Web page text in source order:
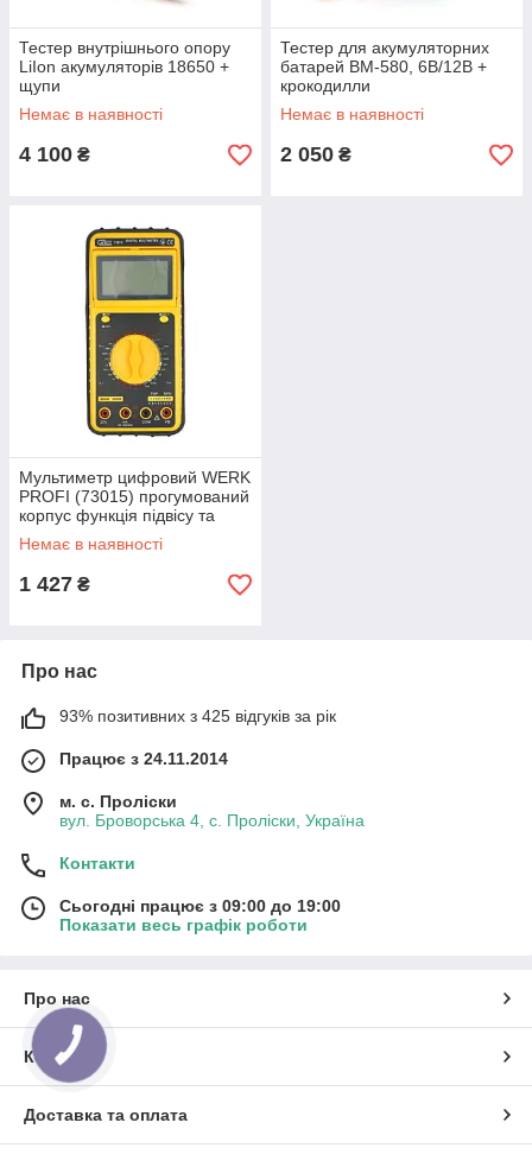
Тестер внутрішнього опору
LiIon акумуляторів 18650 +
щупи
Немає в наявності
4 100 ₴
Тестер для акумуляторних
батарей BM-580, 6В/12В +
крокодилли
Немає в наявності
2 050 ₴
Мультиметр цифровий WERK
PROFI (73015) прогумований
корпус функція підвісу та
захист від перевантаження
Немає в наявності
1 427 ₴
Про нас
93% позитивних з 425 відгуків за рік
Працює з 24.11.2014
м. с. Проліски
вул. Броворська 4, с. Проліски, Україна
Контакти
Сьогодні працює з 09:00 до 19:00
Показати весь графік роботи
Про нас
Контакти
Доставка та оплата
КНОПКА
ЗВ'ЯЗКУ